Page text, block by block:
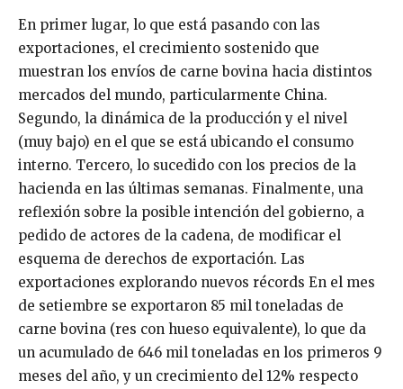
En primer lugar, lo que está pasando con las
exportaciones, el crecimiento sostenido que
muestran los envíos de carne bovina hacia distintos
mercados del mundo, particularmente China.
Segundo, la dinámica de la producción y el nivel
(muy bajo) en el que se está ubicando el consumo
interno. Tercero, lo sucedido con los precios de la
hacienda en las últimas semanas. Finalmente, una
reflexión sobre la posible intención del gobierno, a
pedido de actores de la cadena, de modificar el
esquema de derechos de exportación. Las
exportaciones explorando nuevos récords En el mes
de setiembre se exportaron 85 mil toneladas de
carne bovina (res con hueso equivalente), lo que da
un acumulado de 646 mil toneladas en los primeros 9
meses del año, y un crecimiento del 12% respecto